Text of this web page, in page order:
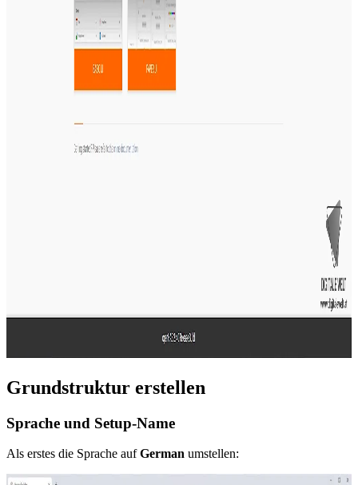
Grundstruktur erstellen
Sprache und Setup-Name
Als erstes die Sprache aufGerman umstellen: